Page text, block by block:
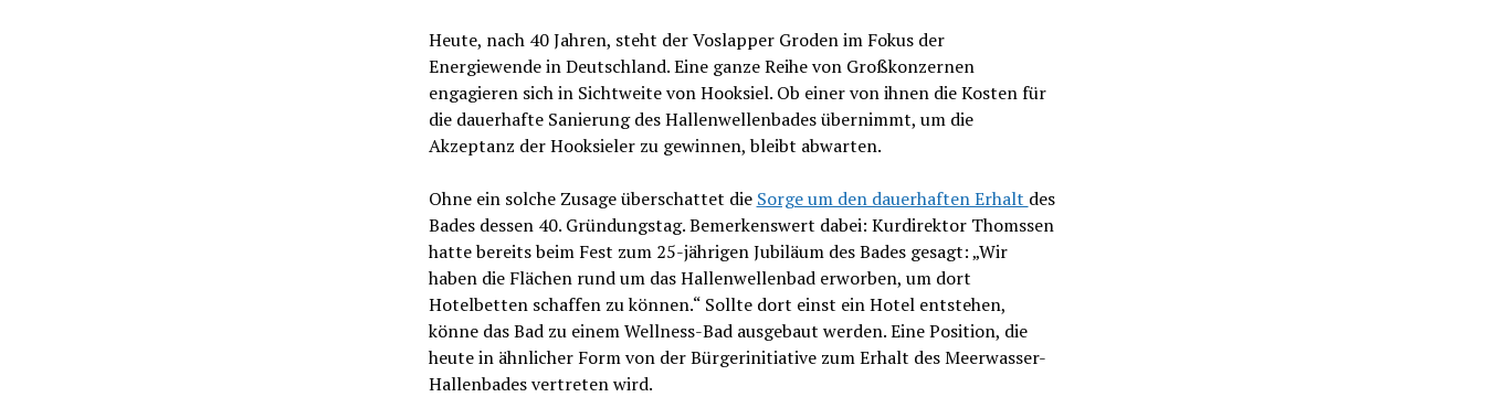
Heute, nach 40 Jahren, steht der Voslapper Groden im Fokus der
Energiewende in Deutschland. Eine ganze Reihe von Großkonzernen
engagieren sich in Sichtweite von Hooksiel. Ob einer von ihnen die Kosten für
die dauerhafte Sanierung des Hallenwellenbades übernimmt, um die
Akzeptanz der Hooksieler zu gewinnen, bleibt abwarten.
Ohne ein solche Zusage überschattet die Sorge um den dauerhaften Erhalt des
Bades dessen 40. Gründungstag. Bemerkenswert dabei: Kurdirektor Thomssen
hatte bereits beim Fest zum 25-jährigen Jubiläum des Bades gesagt: „Wir
haben die Flächen rund um das Hallenwellenbad erworben, um dort
Hotelbetten schaffen zu können.“ Sollte dort einst ein Hotel entstehen,
könne das Bad zu einem Wellness-Bad ausgebaut werden. Eine Position, die
heute in ähnlicher Form von der Bürgerinitiative zum Erhalt des Meerwasser-
Hallenbades vertreten wird.